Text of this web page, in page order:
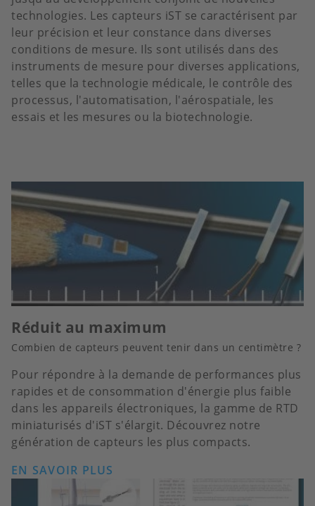
technologies. Les capteurs iST se caractérisent par
leur précision et leur constance dans diverses
conditions de mesure. Ils sont utilisés dans des
instruments de mesure pour diverses applications,
telles que la technologie médicale, le contrôle des
processus, l'automatisation, l'aérospatiale, les
essais et les mesures ou la biotechnologie.
Réduit au maximum
Combien de capteurs peuvent tenir dans un centimètre ?
Pour répondre à la demande de performances plus
rapides et de consommation d'énergie plus faible
dans les appareils électroniques, la gamme de RTD
miniaturisés d'iST s'élargit. Découvrez notre
génération de capteurs les plus compacts.
EN SAVOIR PLUS